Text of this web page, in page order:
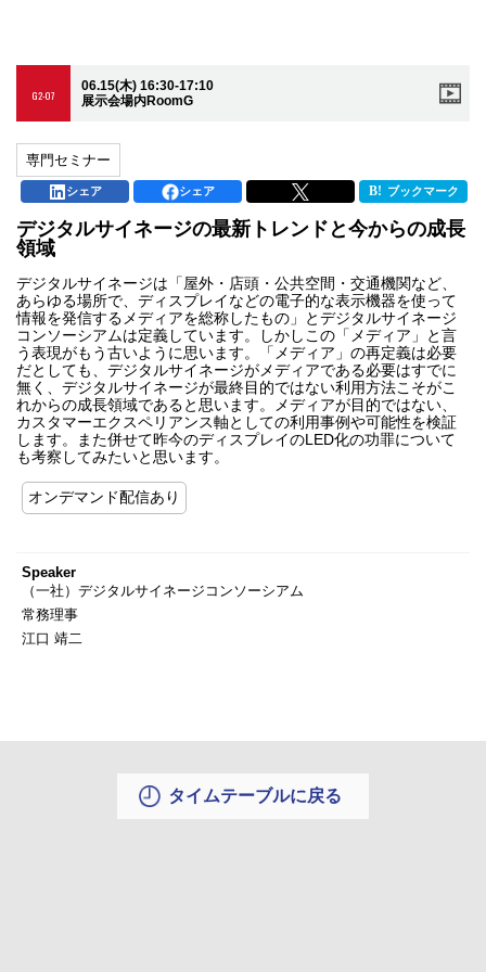
G2-07
06.15(木) 16:30-17:10
展示会場内RoomG
専門セミナー
シェア シェア ブックマーク
デジタルサイネージの最新トレンドと今からの成長
領域
デジタルサイネージは「屋外・店頭・公共空間・交通機関など、
あらゆる場所で、ディスプレイなどの電子的な表示機器を使って
情報を発信するメディアを総称したもの」とデジタルサイネージ
コンソーシアムは定義しています。しかしこの「メディア」と言
う表現がもう古いように思います。「メディア」の再定義は必要
だとしても、デジタルサイネージがメディアである必要はすでに
無く、デジタルサイネージが最終目的ではない利用方法こそがこ
れからの成長領域であると思います。メディアが目的ではない、
カスタマーエクスペリアンス軸としての利用事例や可能性を検証
します。また併せて昨今のディスプレイのLED化の功罪について
も考察してみたいと思います。
オンデマンド配信あり
Speaker
（一社）デジタルサイネージコンソーシアム
常務理事
江口 靖二
タイムテーブルに戻る